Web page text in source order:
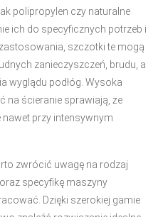
polipropylen czy naturalne
ich do specyficznych potrzeb i
szczotki te mogą
zanieczyszczeń, brudu, a
wyglądu podłóg. Wysoka
na ścieranie sprawiają, że
przy intensywnym
zwrócić uwagę na rodzaj
specyfikę maszyny
Dzięki szerokiej gamie